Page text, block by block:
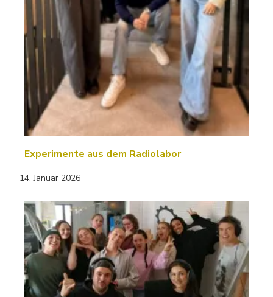
Experimente aus dem Radiolabor
14. Januar 2026